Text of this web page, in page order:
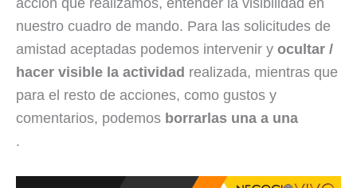
acción que realizamos, entender la visibilidad en
nuestro cuadro de mando. Para las solicitudes de
amistad aceptadas podemos intervenir y ocultar /
hacer visible la actividad realizada, mientras que
para el resto de acciones, como gustos y
comentarios, podemos borrarlas una a una
.